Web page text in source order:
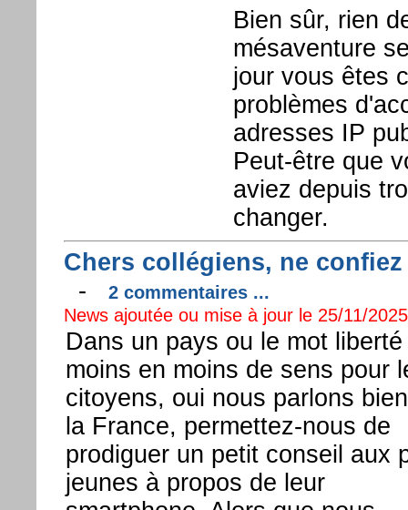
Bien sûr, rien
mésaventure
jour vous êtes
problèmes
adresses IP
Peut-être que
aviez depuis
changer.
Chers collégiens, ne
-
2 commentaires ...
News ajoutée ou mise à jour le 25/11/
Dans un pays ou le mot
moins en moins de sens pour
citoyens, oui nous parlons
la France, permettez-nous de
prodiguer un petit conseil aux
jeunes à propos de leur